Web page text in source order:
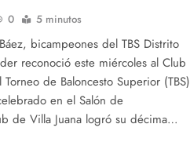
0 5 minutos
bicampeones del TBS Distrito
reconoció este miércoles al Club
de Baloncesto Superior (TBS)
en el Salón de
de Villa Juana logró su décima…